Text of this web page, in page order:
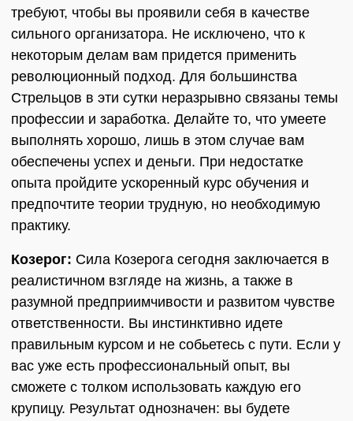
требуют, чтобы вы проявили себя в качестве
сильного организатора. Не исключено, что к
некоторым делам вам придется применить
революционный подход. Для большинства
Стрельцов в эти сутки неразрывно связаны темы
профессии и заработка. Делайте то, что умеете
выполнять хорошо, лишь в этом случае вам
обеспечены успех и деньги. При недостатке
опыта пройдите ускоренный курс обучения и
предпочтите теории трудную, но необходимую
практику.
Козерог: Сила Козерога сегодня заключается в
реалистичном взгляде на жизнь, а также в
разумной предприимчивости и развитом чувстве
ответственности. Вы инстинктивно идете
правильным курсом и не собьетесь с пути. Если у
вас уже есть профессиональный опыт, вы
сможете с толком использовать каждую его
крупицу. Результат однозначен: вы будете